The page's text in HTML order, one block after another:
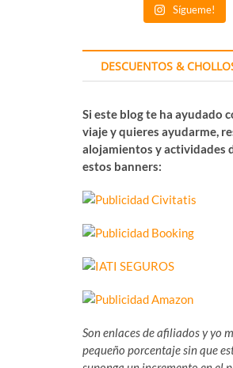
Sígueme!
DESCUENTOS &
Si este blog te ha ayudado
viaje y quieres ayudarme,
alojamientos y actividades
estos banners:
Son enlaces de afiliados y yo
pequeño porcentaje sin que